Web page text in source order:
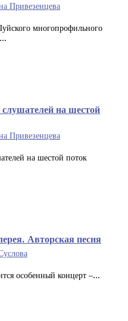
Привезенцева
многопрофильного
слушателей на шестой
Привезенцева
на шестой поток
Авторская песня
особенный концерт –...